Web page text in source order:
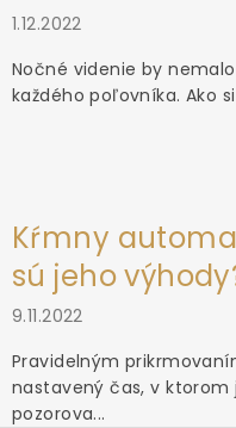
1.12.2022
Nočné videnie by
každého poľovníka. Ako
Kŕmny
sú jeho
9.11.2022
Pravidelným
nastavený čas, v
pozorova...